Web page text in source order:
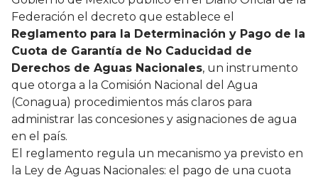
Federación el decreto que establece el
Reglamento para la Determinación y Pago de la
Cuota de Garantía de No Caducidad de
Derechos de Aguas Nacionales, un instrumento
que otorga a la Comisión Nacional del Agua
(Conagua) procedimientos más claros para
administrar las concesiones y asignaciones de agua
en el país.
El reglamento regula un mecanismo ya previsto en
la Ley de Aguas Nacionales: el pago de una cuota